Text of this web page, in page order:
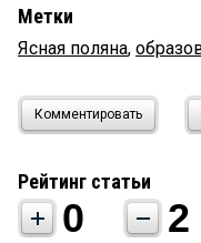
Метки
Ясная поляна,
Комментировать
Рейтинг статьи
0 2